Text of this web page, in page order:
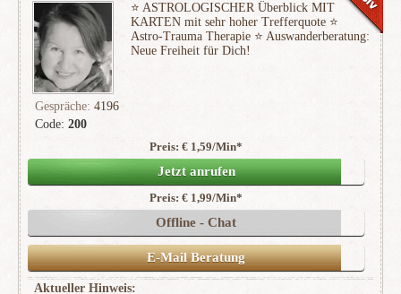
Code: 200
⭐ ️ASTROLOGISCHER Überblick MIT
KARTEN mit sehr hoher Trefferquote ⭐ ️
Astro-Trauma Therapie ⭐ ️Auswanderberatung:
Neue Freiheit für Dich!
Gespräche: 4196
(460)
Preis: € 1,59/Min*
Jetzt anrufen
Preis: € 1,99/Min*
Offline - Chat
E-Mail Beratung
Aktueller Hinweis: